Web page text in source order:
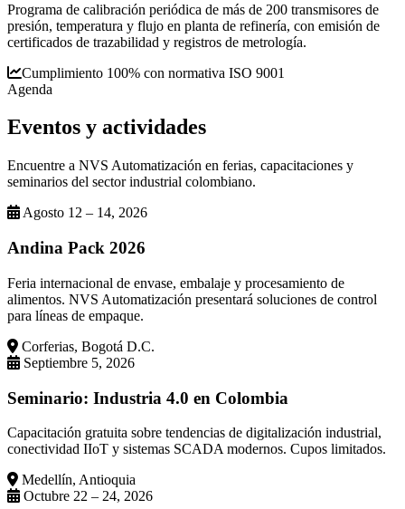
Programa de calibración periódica de más de 200 transmisores de
presión, temperatura y flujo en planta de refinería, con emisión de
certificados de trazabilidad y registros de metrología.
Cumplimiento 100% con normativa ISO 9001
Agenda
Eventos y actividades
Encuentre a NVS Automatización en ferias, capacitaciones y
seminarios del sector industrial colombiano.
Agosto 12 – 14, 2026
Andina Pack 2026
Feria internacional de envase, embalaje y procesamiento de
alimentos. NVS Automatización presentará soluciones de control
para líneas de empaque.
Corferias, Bogotá D.C.
Septiembre 5, 2026
Seminario: Industria 4.0 en Colombia
Capacitación gratuita sobre tendencias de digitalización industrial,
conectividad IIoT y sistemas SCADA modernos. Cupos limitados.
Medellín, Antioquia
Octubre 22 – 24, 2026